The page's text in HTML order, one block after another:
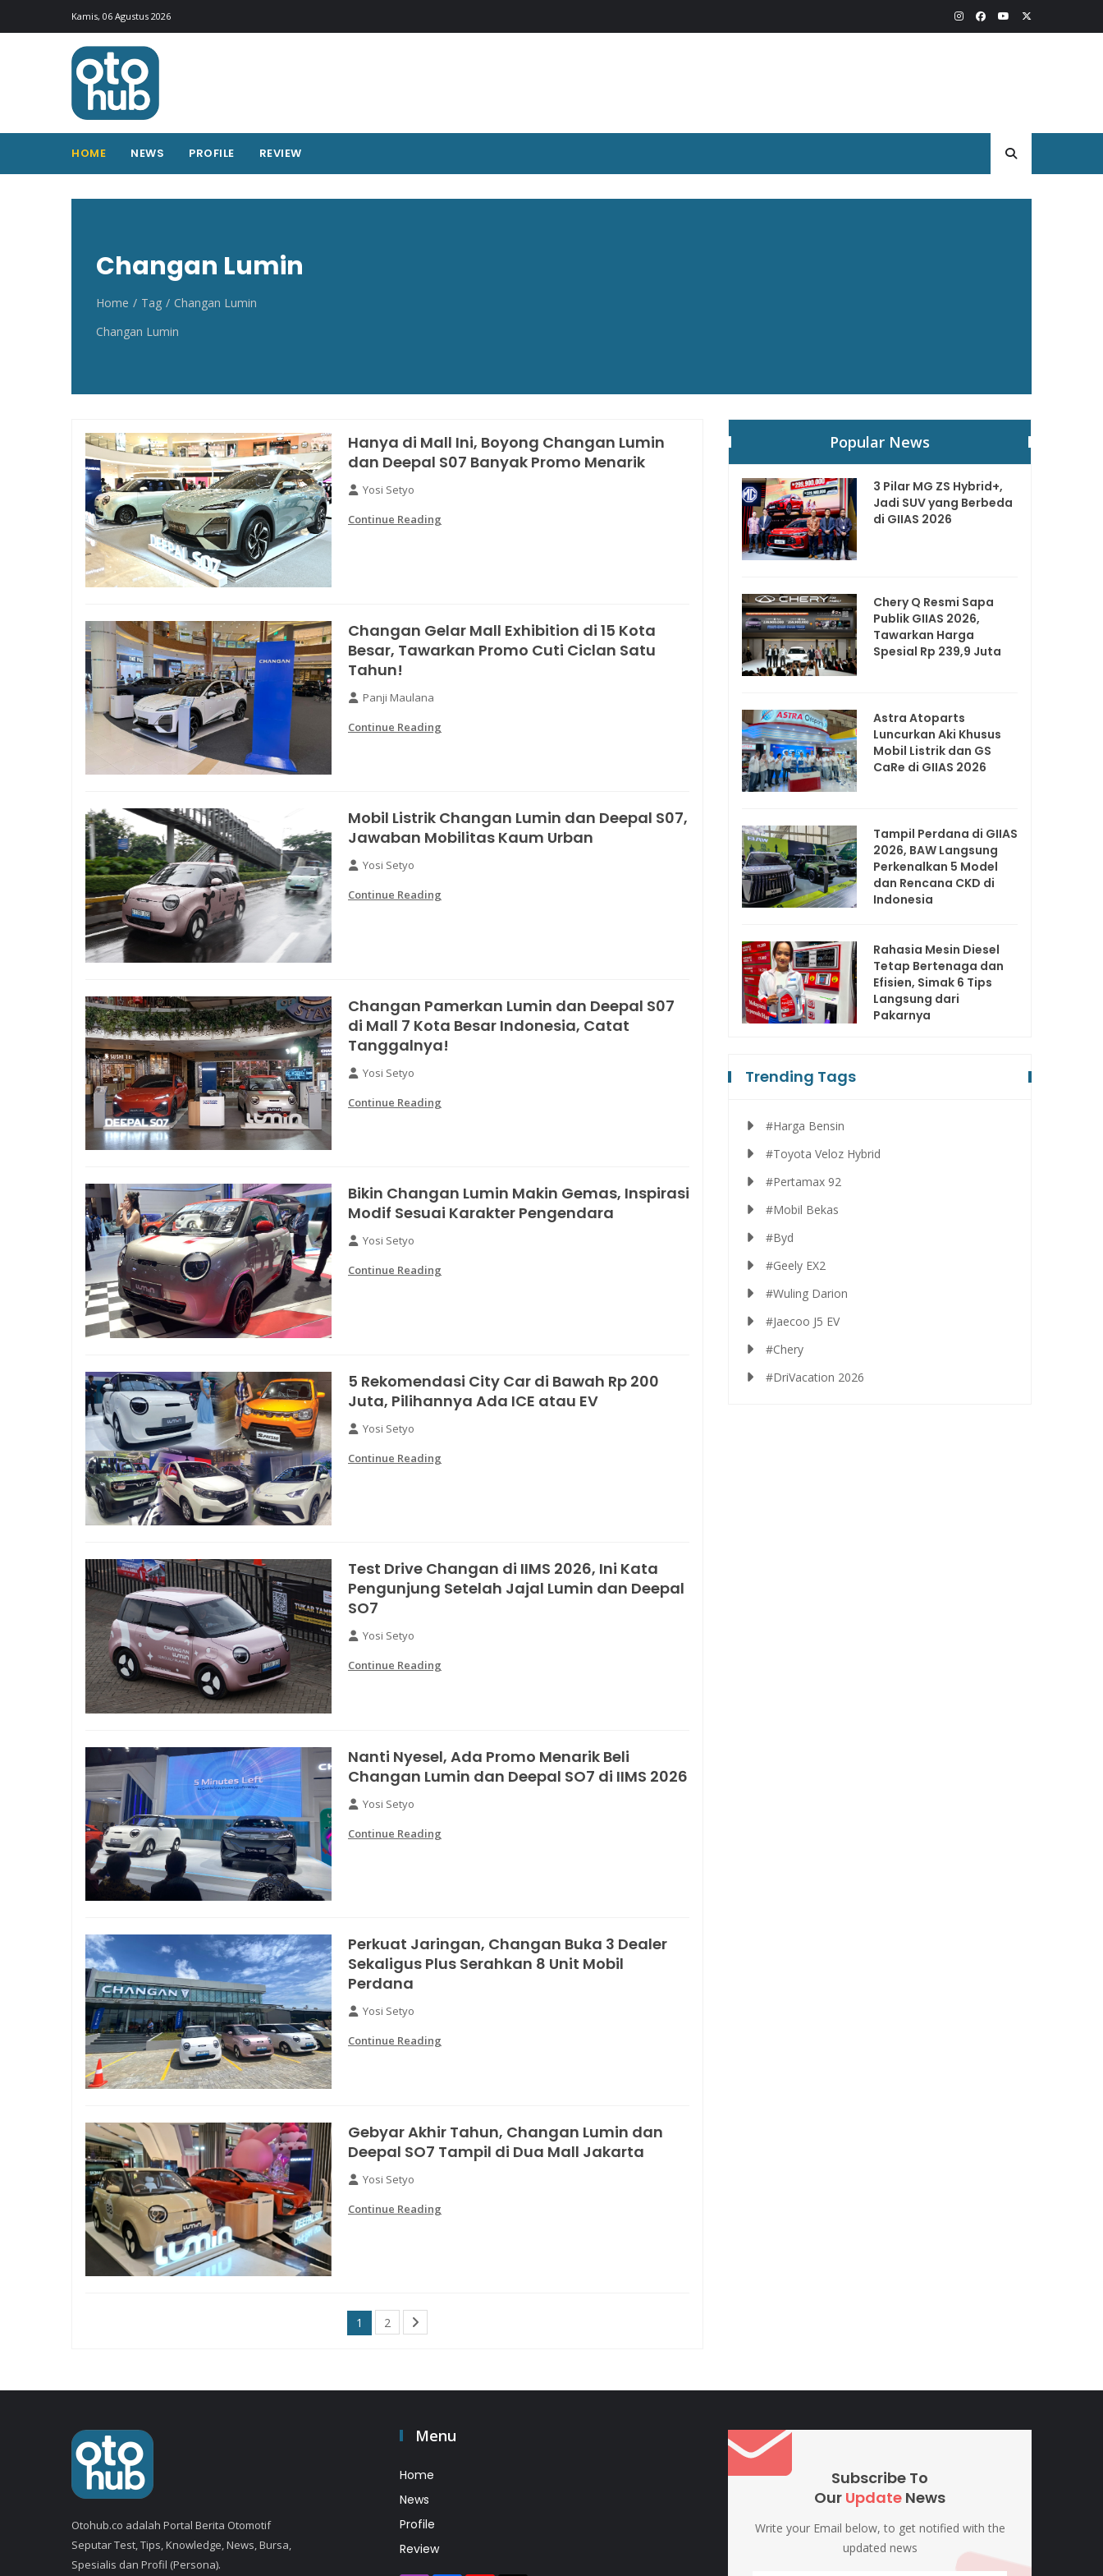
Kamis, 06 Agustus 2026
HOME NEWS PROFILE REVIEW
Otohub.co
Portal berita otomotif Indonesia terkini
Changan Lumin
Home Tag
Changan Lumin
Changan Lumin
Hanya di Mall Ini, Boyong Changan Lumin
dan Deepal S07 Banyak Promo Menarik
Yosi Setyo
Continue Reading
Changan Gelar Mall Exhibition di 15 Kota
Besar, Tawarkan Promo Cuti Ciclan Satu
Tahun!
Panji Maulana
Continue Reading
Mobil Listrik Changan Lumin dan Deepal S07,
Jawaban Mobilitas Kaum Urban
Yosi Setyo
Continue Reading
Changan Pamerkan Lumin dan Deepal S07
di Mall 7 Kota Besar Indonesia, Catat
Tanggalnya!
Yosi Setyo
Continue Reading
Bikin Changan Lumin Makin Gemas, Inspirasi
Modif Sesuai Karakter Pengendara
Yosi Setyo
Continue Reading
5 Rekomendasi City Car di Bawah Rp 200
Juta, Pilihannya Ada ICE atau EV
Yosi Setyo
Continue Reading
Test Drive Changan di IIMS 2026, Ini Kata
Pengunjung Setelah Jajal Lumin dan Deepal
SO7
Yosi Setyo
Continue Reading
Nanti Nyesel, Ada Promo Menarik Beli
Changan Lumin dan Deepal SO7 di IIMS 2026
Yosi Setyo
Continue Reading
Perkuat Jaringan, Changan Buka 3 Dealer
Sekaligus Plus Serahkan 8 Unit Mobil
Perdana
Yosi Setyo
Continue Reading
Gebyar Akhir Tahun, Changan Lumin dan
Deepal SO7 Tampil di Dua Mall Jakarta
Yosi Setyo
Continue Reading
1 2
Popular News
3 Pilar MG ZS Hybrid+,
Jadi SUV yang Berbeda
di GIIAS 2026
Chery Q Resmi Sapa
Publik GIIAS 2026,
Tawarkan Harga
Spesial Rp 239,9 Juta
Astra Atoparts
Luncurkan Aki Khusus
Mobil Listrik dan GS
CaRe di GIIAS 2026
Tampil Perdana di GIIAS
2026, BAW Langsung
Perkenalkan 5 Model
dan Rencana CKD di
Indonesia
Rahasia Mesin Diesel
Tetap Bertenaga dan
Efisien, Simak 6 Tips
Langsung dari
Pakarnya
Trending Tags
#Harga Bensin
#Toyota Veloz Hybrid
#Pertamax 92
#Mobil Bekas
#Byd
#Geely EX2
#Wuling Darion
#Jaecoo J5 EV
#Chery
#DriVacation 2026
Otohub.co adalah Portal Berita Otomotif
Seputar Test, Tips, Knowledge, News, Bursa,
Spesialis dan Profil (Persona).
Menu
Home
News
Profile
Review
Subscribe To
Our Update News
Write your Email below, to get notified with the
updated news